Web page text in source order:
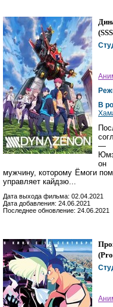
(
В
—
он
мужчину, которому Ёмоги
управляет кайдзю...
Дата выхода фильма: 02.04.2021
Дата добавления: 24.06.2021
Последнее обновление: 24.06.2021
(